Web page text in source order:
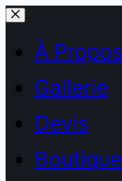
Passer
contenuÀ Propos
Gallerie
Devis
Boutique